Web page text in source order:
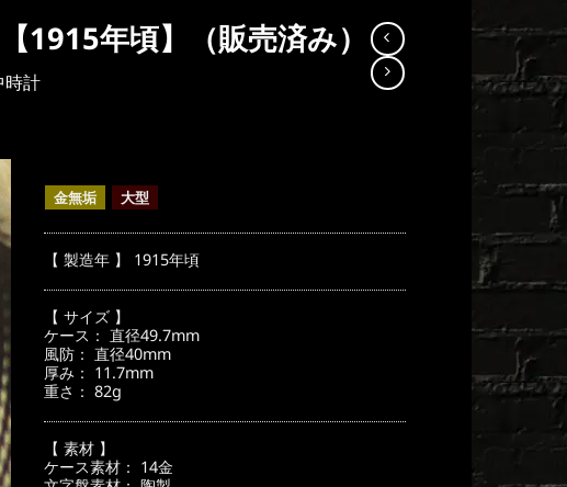
1915年頃】（販売済み）
時計
金無垢 大型
【 製造年 】 1915年頃
【 サイズ 】
ケース： 直径49.7mm
風防： 直径40mm
厚み： 11.7mm
重さ： 82g
【 素材 】
ケース素材： 14金